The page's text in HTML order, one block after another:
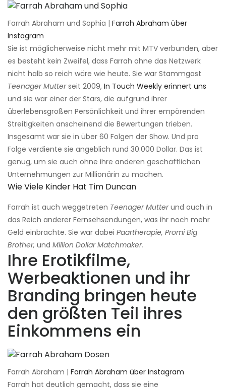
Farrah Abraham und Sophia | Farrah Abraham über
Instagram
Sie ist möglicherweise nicht mehr mit MTV verbunden, aber
es besteht kein Zweifel, dass Farrah ohne das Netzwerk
nicht halb so reich wäre wie heute. Sie war Stammgast
Teenager Mutterseit 2009, In Touch Weekly erinnert uns
und sie war einer der Stars, die aufgrund ihrer
überlebensgroßen Persönlichkeit und ihrer empörenden
Streitigkeiten anscheinend die Bewertungen trieben.
Insgesamt war sie in über 60 Folgen der Show. Und pro
Folge verdiente sie angeblich rund 30.000 Dollar. Das ist
genug, um sie auch ohne ihre anderen geschäftlichen
Unternehmungen zur Millionärin zu machen.
Wie Viele Kinder Hat Tim Duncan
Farrah ist auch weggetreten Teenager Mutterund auch in
das Reich anderer Fernsehsendungen, was ihr noch mehr
Geld einbrachte. Sie war dabei Paartherapie, Promi Big
Brother, und Million Dollar Matchmaker.
Ihre Erotikfilme,
Werbeaktionen und ihr
Branding bringen heute
den größten Teil ihres
Einkommens ein
Farrah Abraham | Farrah Abraham über Instagram
Farrah hat deutlich gemacht, dass sie eine